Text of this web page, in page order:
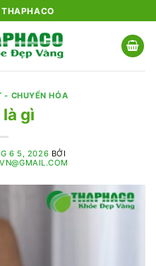
- CHUYỂN HÓA
gì
6 5, 2026 BỞI